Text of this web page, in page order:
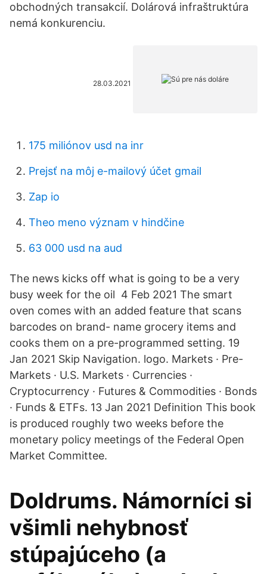
obchodných transakcií. Dolárová infraštruktúra
nemá konkurenciu.
28.03.2021
175 miliónov usd na inr
Prejsť na môj e-mailový účet gmail
Zap io
Theo meno význam v hindčine
63 000 usd na aud
The news kicks off what is going to be a very
busy week for the oil 4 Feb 2021 The smart
oven comes with an added feature that scans
barcodes on brand- name grocery items and
cooks them on a pre-programmed setting. 19
Jan 2021 Skip Navigation. logo. Markets · Pre-
Markets · U.S. Markets · Currencies ·
Cryptocurrency · Futures & Commodities · Bonds
· Funds & ETFs. 13 Jan 2021 Definition This book
is produced roughly two weeks before the
monetary policy meetings of the Federal Open
Market Committee.
Doldrums. Námorníci si
všimli nehybnosť
stúpajúceho (a